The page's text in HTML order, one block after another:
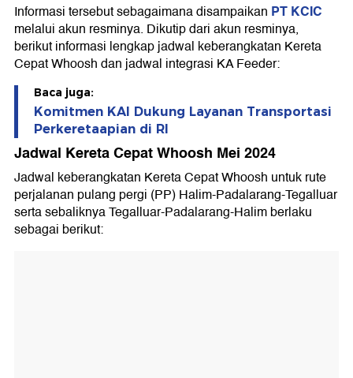
Informasi tersebut sebagaimana disampaikan PT KCIC
melalui akun resminya. Dikutip dari akun resminya,
berikut informasi lengkap jadwal keberangkatan Kereta
Cepat Whoosh dan jadwal integrasi KA Feeder:
Baca juga:
Komitmen KAI Dukung Layanan Transportasi
Perkeretaapian di RI
Jadwal Kereta Cepat Whoosh Mei 2024
Jadwal keberangkatan Kereta Cepat Whoosh untuk rute
perjalanan pulang pergi (PP) Halim-Padalarang-Tegalluar
serta sebaliknya Tegalluar-Padalarang-Halim berlaku
sebagai berikut: